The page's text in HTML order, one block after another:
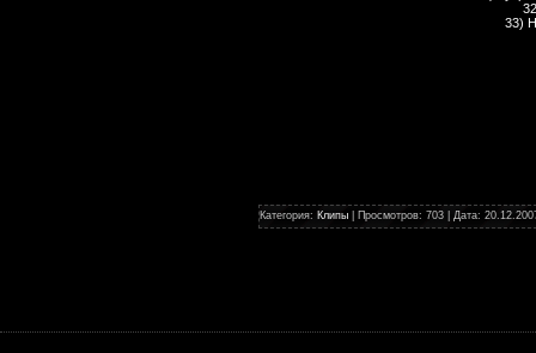
33)
Категория: Клипы | Просмотров: 703 | Дата: